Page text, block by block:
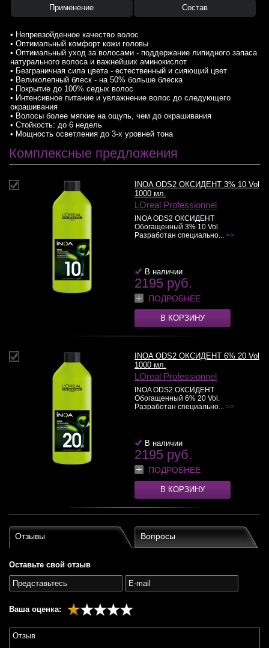
Применение Состав
• Непревзойденное качество волос
• Оптимальный комфорт кожи головы
• Оптимальный уход за волосами - поддержание липидного запаса
натурального волоса и важнейших аминокислот
• Безграничная сила цвета - естественный и сияющий цвет
• Великолепный блеск - на 50% больше блеска
• Покрытие до 100% седых волос
• Интенсивное питание и увлажнение волос до следующего
окрашивания
• Волосы более мягкие на ощупь, чем до окрашивания
• Стойкость: до 6 недель
• Мощность осветления до 3-х уровней тона
Комплексные предложения
INOA ODS2 ОКСИДЕНТ 3% 10 Vol
1000 мл.
LOreal Professionnel
INOA ODS2 ОКСИДЕНТ
Обогащенный 3% 10 Vol.
Разработан специально... >>
В наличии
2195 руб.
ПОДРОБНЕЕ
В КОРЗИНУ
INOA ODS2 ОКСИДЕНТ 6% 20 Vol
1000 мл.
LOreal Professionnel
INOA ODS2 ОКСИДЕНТ
Обогащенный 6% 20 Vol.
Разработан специально... >>
В наличии
2195 руб.
ПОДРОБНЕЕ
В КОРЗИНУ
Отзывы Вопросы
Оставьте свой отзыв
Ваша оценка: